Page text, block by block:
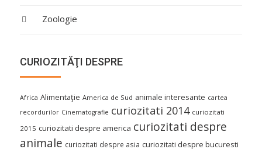
Zoologie
CURIOZITĂŢI DESPRE
Africa Alimentaţie America de Sud animale interesante cartea
recordurilor Cinematografie curiozitati 2014 curiozitati
2015 curiozitati despre america curiozitati despre
animale curiozitati despre asia curiozitati despre bucuresti